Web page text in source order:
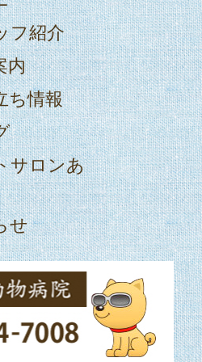
フ紹介
内
ち情報
サロンあ
せ